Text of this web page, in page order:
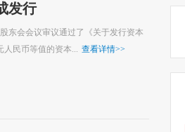
发行
东会会议审议通过了《关于发行资本
民币等值的资本...
查看详情>>